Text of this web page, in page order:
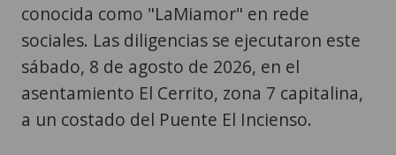
conocida como "LaMiamor" en rede
sociales. Las diligencias se ejecutaron este
sábado, 8 de agosto de 2026, en el
asentamiento El Cerrito, zona 7 capitalina,
a un costado del Puente El Incienso.